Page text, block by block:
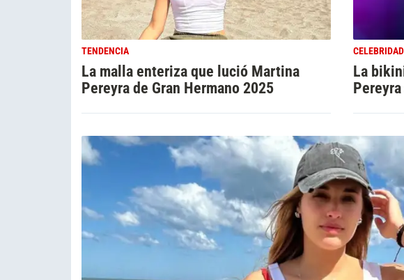
TENDENCIA
La malla enteriza que lució Martina
Pereyra de Gran Hermano 2025
La